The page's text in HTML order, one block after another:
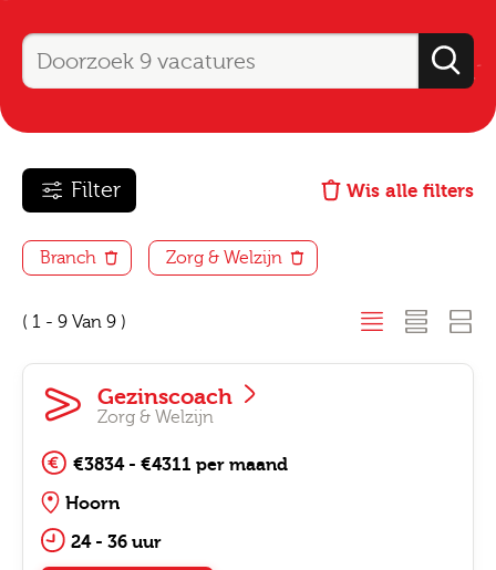
Filter Wis alle filters
Branch Zorg & Welzijn
( 1 - 9 Van 9 )
Gezinscoach
Zorg & Welzijn
€3834 - €4311 per maand
Hoorn
24 - 36 uur